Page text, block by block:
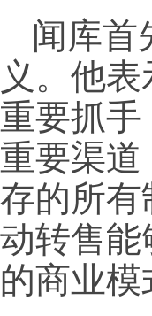
闻库首
义。他
重要抓
重要渠
存的所有
动转售能
的商业模